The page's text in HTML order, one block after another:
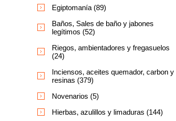
Egiptomanía (89)
Baños, Sales de baño y jabones
legítimos (52)
Riegos, ambientadores y fregasuelos
(24)
Inciensos, aceites quemador, carbon y
resinas (379)
Novenarios (5)
Hierbas, azulillos y limaduras (144)